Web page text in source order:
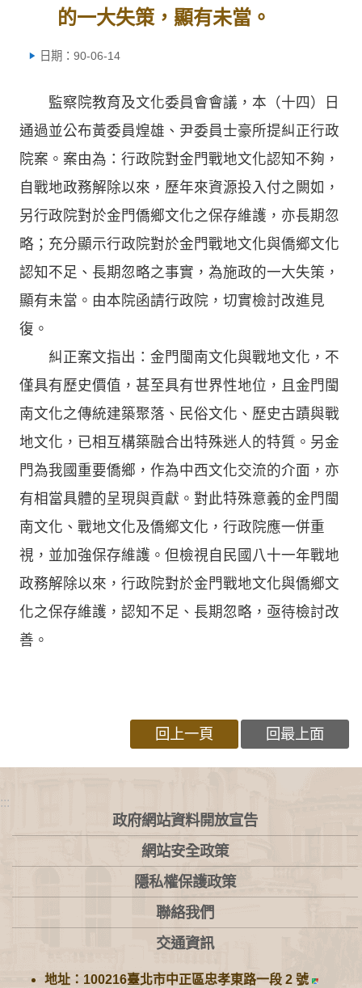
的一大失策，顯有未當。
日期：90-06-14
監察院教育及文化委員會會議，本（十四）日
通過並公布黃委員煌雄、尹委員士豪所提糾正行政
院案。案由為：行政院對金門戰地文化認知不夠，
自戰地政務解除以來，歷年來資源投入付之闕如，
另行政院對於金門僑鄉文化之保存維護，亦長期忽
略；充分顯示行政院對於金門戰地文化與僑鄉文化
認知不足、長期忽略之事實，為施政的一大失策，
顯有未當。由本院函請行政院，切實檢討改進見
復。
糾正案文指出：金門閩南文化與戰地文化，不
僅具有歷史價值，甚至具有世界性地位，且金門閩
南文化之傳統建築聚落、民俗文化、歷史古蹟與戰
地文化，已相互構築融合出特殊迷人的特質。另金
門為我國重要僑鄉，作為中西文化交流的介面，亦
有相當具體的呈現與貢獻。對此特殊意義的金門閩
南文化、戰地文化及僑鄉文化，行政院應一併重
視，並加強保存維護。但檢視自民國八十一年戰地
政務解除以來，行政院對於金門戰地文化與僑鄉文
化之保存維護，認知不足、長期忽略，亟待檢討改
善。
回上一頁 回最上面
:::
政府網站資料開放宣告
網站安全政策
隱私權保護政策
聯絡我們
交通資訊
地址：100216臺北市中正區忠孝東路一段 2 號